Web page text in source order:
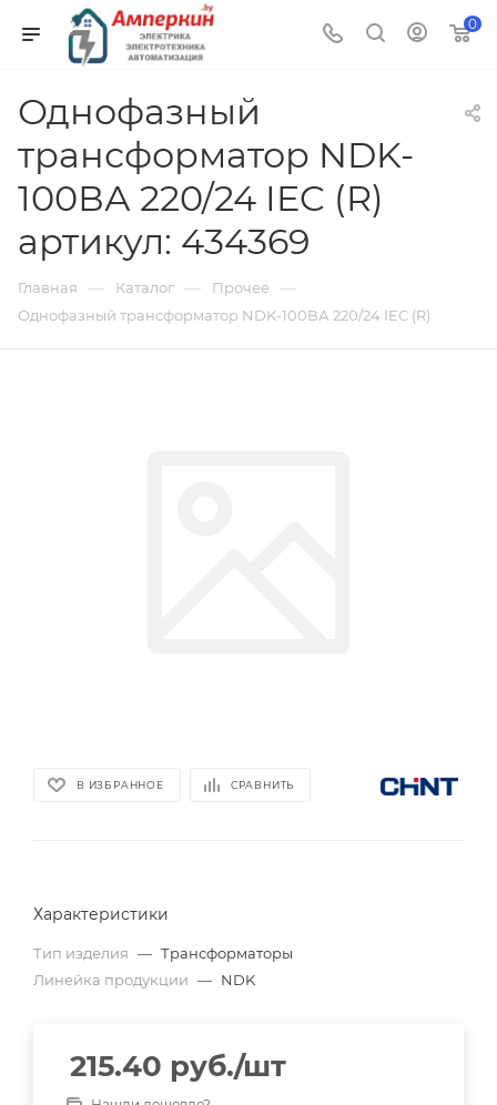
0
Однофазный
трансформатор NDK-
100ВА 220/24 IEC (R)
артикул: 434369
Главная — Каталог — Прочее —
Однофазный трансформатор NDK-100ВА 220/24 IEC (R)
В ИЗБРАННОЕ СРАВНИТЬ
Характеристики
Тип изделия — Трансформаторы
Линейка продукции — NDK
215.40 руб./шт